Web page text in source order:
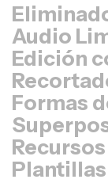
Audio
Edición
Formas
Plantillas